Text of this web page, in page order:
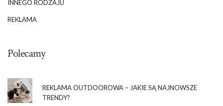
INNEGO RODZAJU
REKLAMA
Polecamy
REKLAMA OUTDOOROWA – JAKIE SĄ NAJNOWSZE
TRENDY?